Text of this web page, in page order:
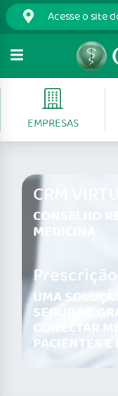
EMPRESAS
CRM
CONSELHO
MEDICINA
UMA
SEGURA E
CONECTAR
PACIENTES